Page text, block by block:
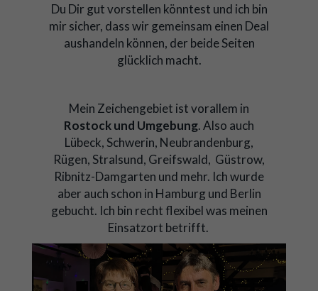
Du Dir gut vorstellen könntest und ich bin
mir sicher, dass wir gemeinsam einen Deal
aushandeln können, der beide Seiten
glücklich macht.
Mein Zeichengebiet ist vorallem in
Rostock und Umgebung. Also auch
Lübeck, Schwerin, Neubrandenburg,
Rügen, Stralsund, Greifswald, Güstrow,
Ribnitz-Damgarten und mehr. Ich wurde
aber auch schon in Hamburg und Berlin
gebucht. Ich bin recht flexibel was meinen
Einsatzort betrifft.